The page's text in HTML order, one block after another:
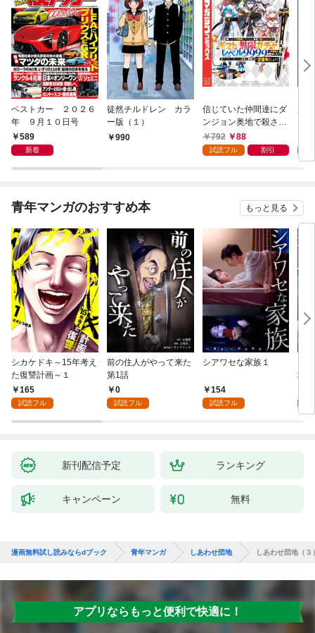
ベストカー ２０２６
年 ９月１０日号
589
新着
徒然チルドレン カラ
ー版（１）
990
信じていた仲間達にダ
ンジョン奥地で殺され
かけたがギフト『無限
ガチャ』でレベル９９
『ざまぁ！』します！
792 88
試読フル 割引
青年マンガのおすすめ本 もっと見る
シカケドキ～15年考え
た復讐計画～１
165
試読フル
前の住人がやって来た
第1話
0
試読フル
シアワセな家族１
154
試読フル
地
新刊配信予定 ランキング
キャンペーン 無料
漫画無料試し読みならdブック 青年マンガ しあわせ団地 しあわせ団地（３
アプリならもっと便利で快適に！